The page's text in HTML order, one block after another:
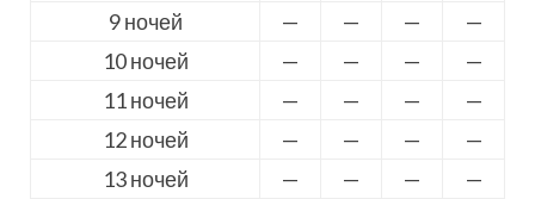
9 ночей
— — —
—
10 ночей
— — —
—
11 ночей
— — —
—
12 ночей
— — —
—
13 ночей
— — —
—